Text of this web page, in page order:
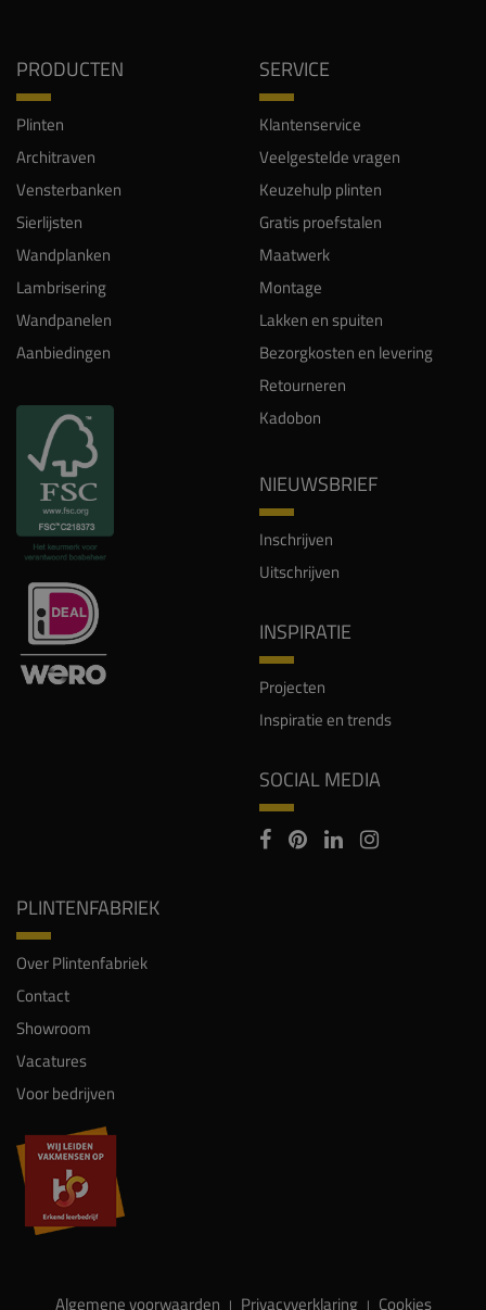
PRODUCTEN
Plinten
Architraven
Vensterbanken
Sierlijsten
Wandplanken
Lambrisering
Wandpanelen
Aanbiedingen
SERVICE
Klantenservice
Veelgestelde vragen
Keuzehulp plinten
Gratis proefstalen
Maatwerk
Montage
Lakken en spuiten
Bezorgkosten en levering
Retourneren
Kadobon
NIEUWSBRIEF
Inschrijven
Uitschrijven
INSPIRATIE
Projecten
Inspiratie en trends
SOCIAL MEDIA
PLINTENFABRIEK
Over Plintenfabriek
Contact
Showroom
Vacatures
Voor bedrijven
Algemene voorwaarden | Privacyverklaring | Cookies